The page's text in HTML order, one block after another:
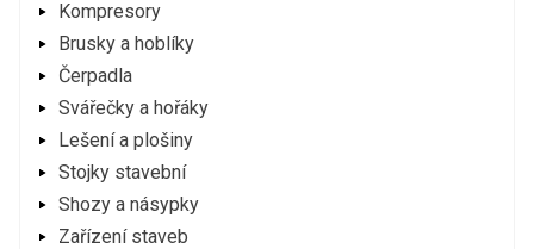
Kompresory
Brusky a hoblíky
Čerpadla
Svářečky a hořáky
Lešení a plošiny
Stojky stavební
Shozy a násypky
Zařízení staveb